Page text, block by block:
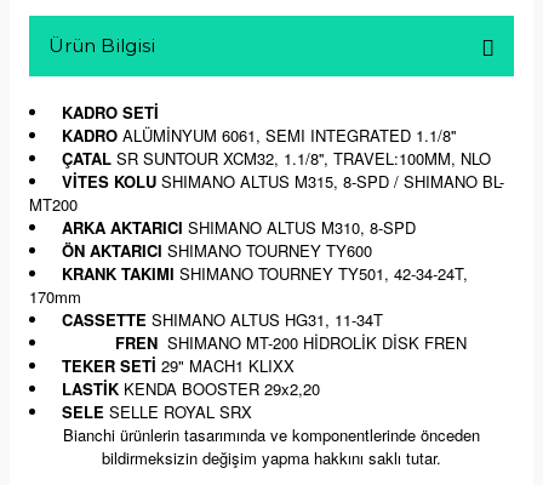
Ürün Bilgisi
KADRO SETİ
KADRO ALÜMİNYUM 6061, SEMI INTEGRATED 1.1/8''
ÇATAL SR SUNTOUR XCM32, 1.1/8'', TRAVEL:100MM, NLO
VİTES KOLU SHIMANO ALTUS M315, 8-SPD / SHIMANO BL-
MT200
ARKA AKTARICI SHIMANO ALTUS M310, 8-SPD
ÖN AKTARICI SHIMANO TOURNEY TY600
KRANK TAKIMI SHIMANO TOURNEY TY501, 42-34-24T,
170mm
CASSETTE SHIMANO ALTUS HG31, 11-34T
FREN SHIMANO MT-200 HİDROLİK DİSK FREN
TEKER SETİ 29" MACH1 KLIXX
LASTİK KENDA BOOSTER 29x2,20
SELE SELLE ROYAL SRX
Bianchi ürünlerin tasarımında ve komponentlerinde önceden
bildirmeksizin değişim yapma hakkını saklı tutar.